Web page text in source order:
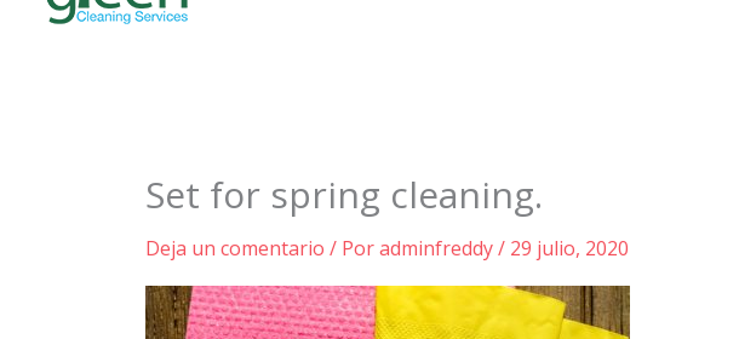
Set for spring cleaning.
Deja un comentario / Poradminfreddy/ 29 julio, 2020